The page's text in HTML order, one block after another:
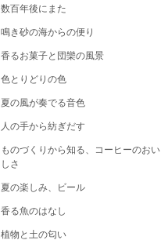
数百年後にまた
鳴き砂の海からの便り
香るお菓子と団欒の風景
色とりどりの色
夏の風が奏でる音色
人の手から紡ぎだす
ものづくりから知る、コーヒーのおい
しさ
夏の楽しみ、ビール
香る魚のはなし
植物と土の匂い